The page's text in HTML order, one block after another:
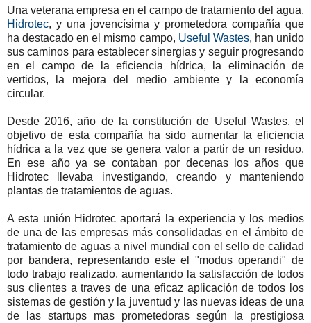
Una veterana empresa en el campo de tratamiento del agua,
Hidrotec, y una jovencísima y prometedora compañía que
ha destacado en el mismo campo, Useful Wastes, han unido
sus caminos para establecer sinergias y seguir progresando
en el campo de la eficiencia hídrica, la eliminación de
vertidos, la mejora del medio ambiente y la economía
circular.
Desde 2016, año de la constitución de Useful Wastes, el
objetivo de esta compañía ha sido aumentar la eficiencia
hídrica a la vez que se genera valor a partir de un residuo.
En ese año ya se contaban por decenas los años que
Hidrotec llevaba investigando, creando y manteniendo
plantas de tratamientos de aguas.
A esta unión Hidrotec aportará la experiencia y los medios
de una de las empresas más consolidadas en el ámbito de
tratamiento de aguas a nivel mundial con el sello de calidad
por bandera, representando este el "modus operandi" de
todo trabajo realizado, aumentando la satisfacción de todos
sus clientes a traves de una eficaz aplicación de todos los
sistemas de gestión y la juventud y las nuevas ideas de una
de las startups mas prometedoras según la prestigiosa